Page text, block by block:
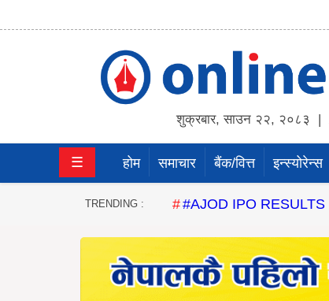
शुक्रबार,साउन २२, २०८३ |
बैंक/
☰ होम समाचार बैंक/वित्त इन्स्योरेन्स
TRENDING : #AJOD IPO RESULTS